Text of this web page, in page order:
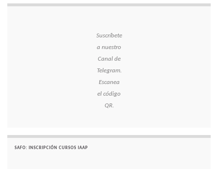
Suscríbete
a nuestro
Canal de
Telegram.
Escanea
el código
QR.
SAFO: INSCRIPCIÓN CURSOS IAAP